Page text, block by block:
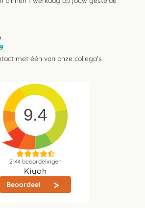
met één van onze collega's
9.4
2144beoordelingen
Kiyoh
Beoordeel